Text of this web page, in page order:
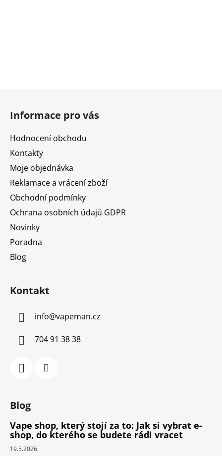
Informace pro vás
Hodnocení obchodu
Kontakty
Moje objednávka
Reklamace a vrácení zboží
Obchodní podmínky
Ochrana osobních údajů GDPR
Novinky
Poradna
Blog
Kontakt
info@vapeman.cz
704 91 38 38
Blog
Vape shop, který stojí za to: Jak si vybrat e-
shop, do kterého se budete rádi vracet
19.5.2026